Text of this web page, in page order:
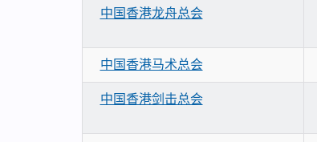
中国香港龙舟总会
中国香港马术总会
中国香港剑击总会